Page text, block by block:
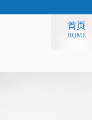
首页
HOME